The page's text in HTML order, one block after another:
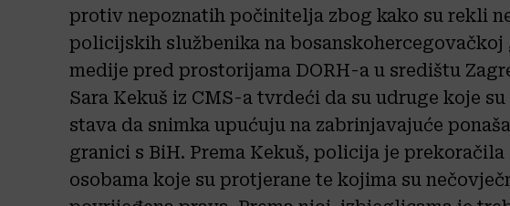
protiv nepoznatih počinitelja zbog kako su rekli
policijskih službenika na
medije pred prostorijama DORH-a u središtu
Sara Kekuš iz CMS-a tvrdeći da su udruge koje
stava da snimka upućuju na zabrinjavajuće
granici s BiH. Prema Kekuš, policija je
osobama koje su protjerane te kojima su